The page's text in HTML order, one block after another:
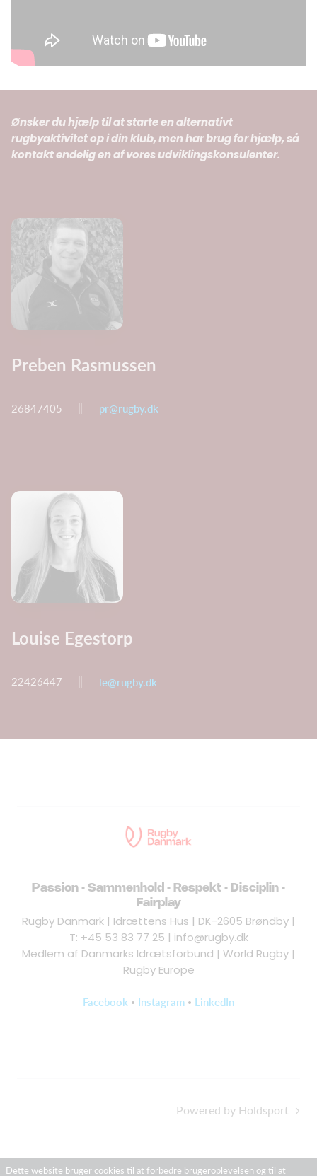
Ønsker du hjælp til at starte en alternativt
rugbyaktivitet op i din klub, men har brug for hjælp, så
kontakt endelig en af vores udviklingskonsulenter.
Preben Rasmussen
26847405 pr@rugby.dk
Louise Egestorp
22426447 le@rugby.dk
Passion • Sammenhold • Respekt • Disciplin •
Fairplay
Rugby Danmark | Idrættens Hus | DK-2605 Brøndby |
T: +45 53 83 77 25 | info@rugby.dk
Medlem af Danmarks Idrætsforbund | World Rugby |
Rugby Europe
Facebook • Instagram • LinkedIn
Powered by Holdsport
Dette website bruger cookies til at forbedre brugeroplevelsen og til at